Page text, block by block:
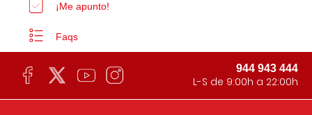
¡Me apunto!
Faqs
944 943 444
L-S de 9:00h a 22:00h